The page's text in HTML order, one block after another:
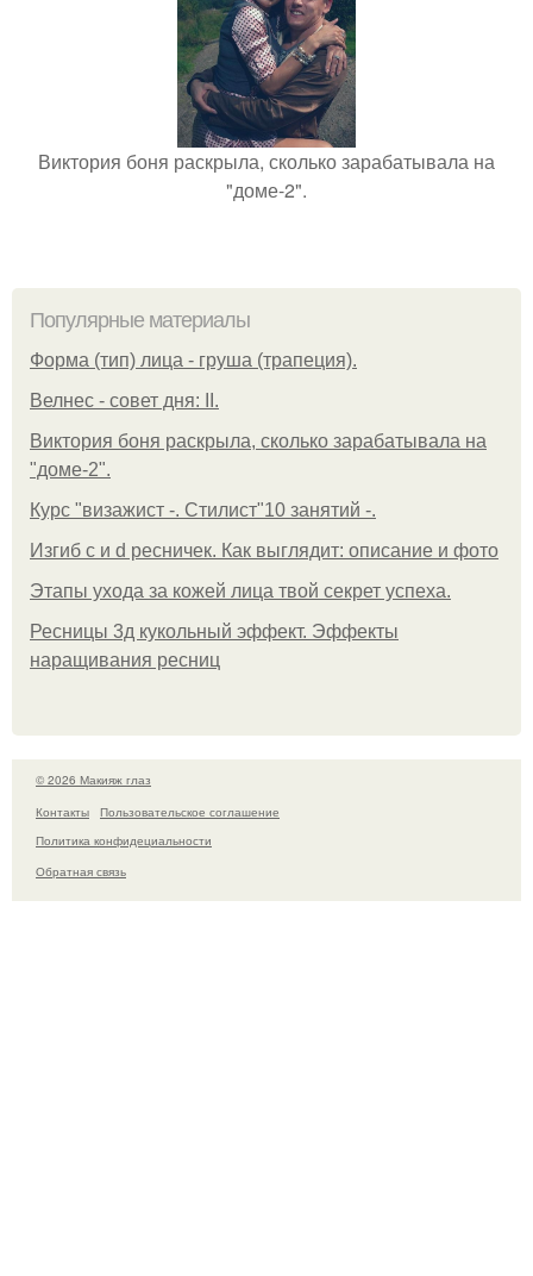
Виктория боня раскрыла, сколько зарабатывала на
"доме-2".
Популярные материалы
Форма (тип) лица - груша (трапеция).
Велнес - совет дня: II.
Виктория боня раскрыла, сколько зарабатывала на
"доме-2".
Курс "визажист -. Стилист"10 занятий -.
Изгиб c и d ресничек. Как выглядит: описание и фото
Этапы ухода за кожей лица твой секрет успеха.
Ресницы 3д кукольный эффект. Эффекты
наращивания ресниц
© 2026 Макияж глаз
Контакты
Пользовательское соглашение
Политика конфидециальности
Обратная связь